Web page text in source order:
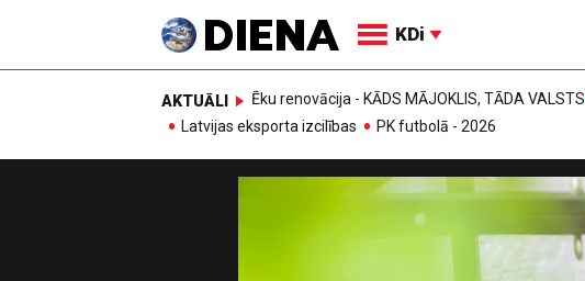
KDi
AKTUĀLI Ēku renovācija - KĀDS MĀJOKLIS, TĀDA VALSTS
Latvijas eksporta izcilības
PK futbolā - 2026